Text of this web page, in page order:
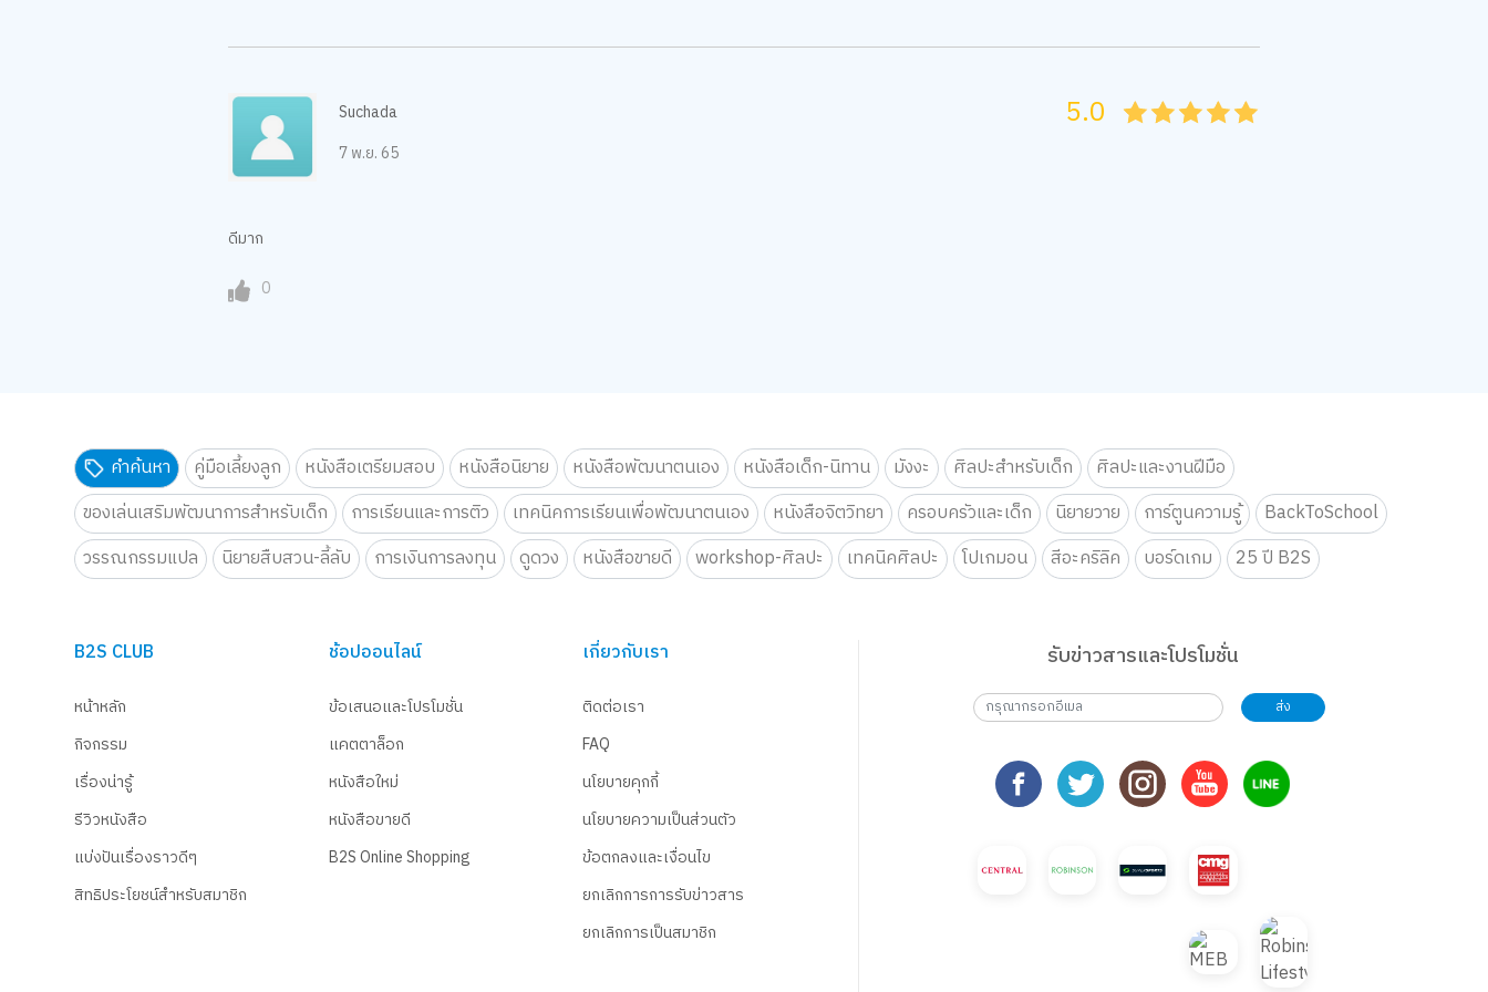
Suchada
7 พ.ย. 65
45
4
35
3
25
2
15
1
05
5.0
ดีมาก
0
คำค้นหา คู่มือเลี้ยงลูก หนังสือเตรียมสอบ หนังสือนิยาย หนังสือพัฒนาตนเอง หนังสือเด็ก-นิทาน มังงะ ศิลปะสำหรับเด็ก
ศิลปะและงานฝีมือ
ของเล่นเสริมพัฒนาการสำหรับเด็ก
การเรียนและการติว เทคนิคการเรียนเพื่อพัฒนาตนเอง หนังสือจิตวิทยา ครอบครัวและเด็ก นิยายวาย การ์ตูนความรู้
BackToSchool
วรรณกรรมแปล
นิยายสืบสวน-ลี้ลับ การเงินการลงทุน ดูดวง หนังสือขายดี workshop-ศิลปะ เทคนิคศิลปะ โปเกมอน สีอะคริลิค บอร์ดเกม 25 ปี B2S
B2S CLUB
หน้าหลัก
กิจกรรม
เรื่องน่ารู้
รีวิวหนังสือ
แบ่งปันเรื่องราวดีๆ
สิทธิประโยชน์สำหรับสมาชิก
ช้อปออนไลน์
ข้อเสนอและโปรโมชั่น
แคตตาล็อก
หนังสือใหม่
หนังสือขายดี
B2S Online Shopping
เกี่ยวกับเรา
ติดต่อเรา
FAQ
นโยบายคุกกี้
นโยบายความเป็นส่วนตัว
ข้อตกลงและเงื่อนไข
ยกเลิกการการรับข่าวสาร
ยกเลิกการเป็นสมาชิก
รับข่าวสารและโปรโมชั่น
ส่ง